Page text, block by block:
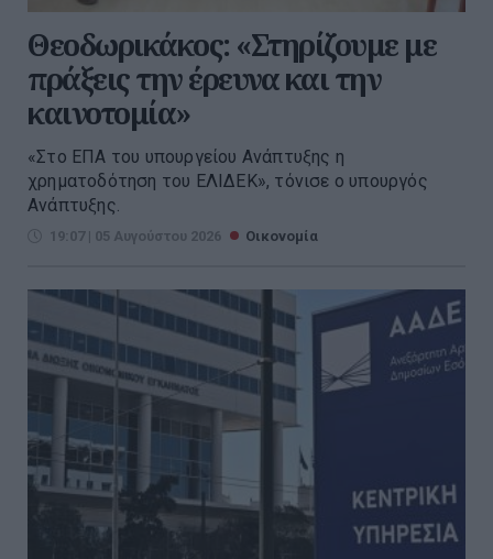
Θεοδωρικάκος: «Στηρίζουμε με
πράξεις την έρευνα και την
καινοτομία»
«Στο ΕΠΑ του υπουργείου Ανάπτυξης η
χρηματοδότηση του ΕΛΙΔΕΚ», τόνισε ο υπουργός
Ανάπτυξης.
19:07 | 05 Αυγούστου 2026 Οικονομία